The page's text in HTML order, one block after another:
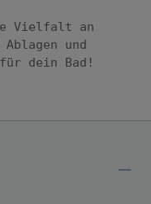
Vielfalt an
und
dein Bad!